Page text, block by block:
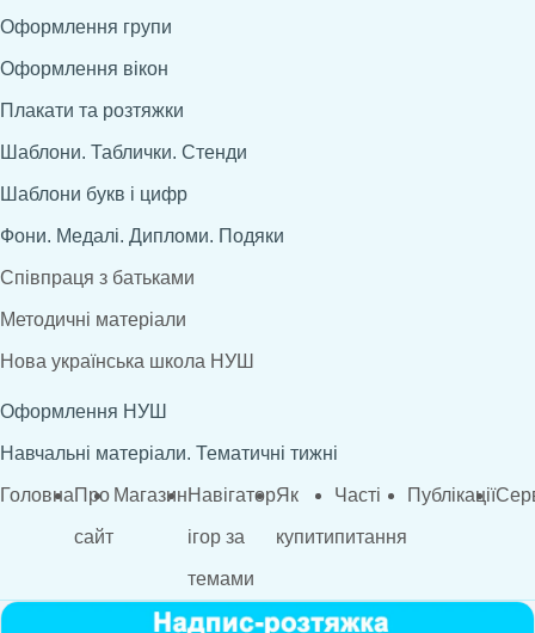
Оформлення групи
Оформлення вікон
Плакати та розтяжки
Шаблони. Таблички. Стенди
Шаблони букв і цифр
Фони. Медалі. Дипломи. Подяки
Співпраця з батьками
Методичні матеріали
Нова українська школа НУШ
Оформлення НУШ
Навчальні матеріали. Тематичні тижні
ГоловнаПро
сайт
МагазинНавігатор
ігор за
темами
Як
купити
Часті
питання
Публікації